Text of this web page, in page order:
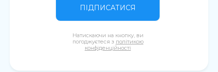
ПІДПИСАТИСЯ
Натискаючи на кнопку, ви
погоджуєтеся з політикою
конфіденційності